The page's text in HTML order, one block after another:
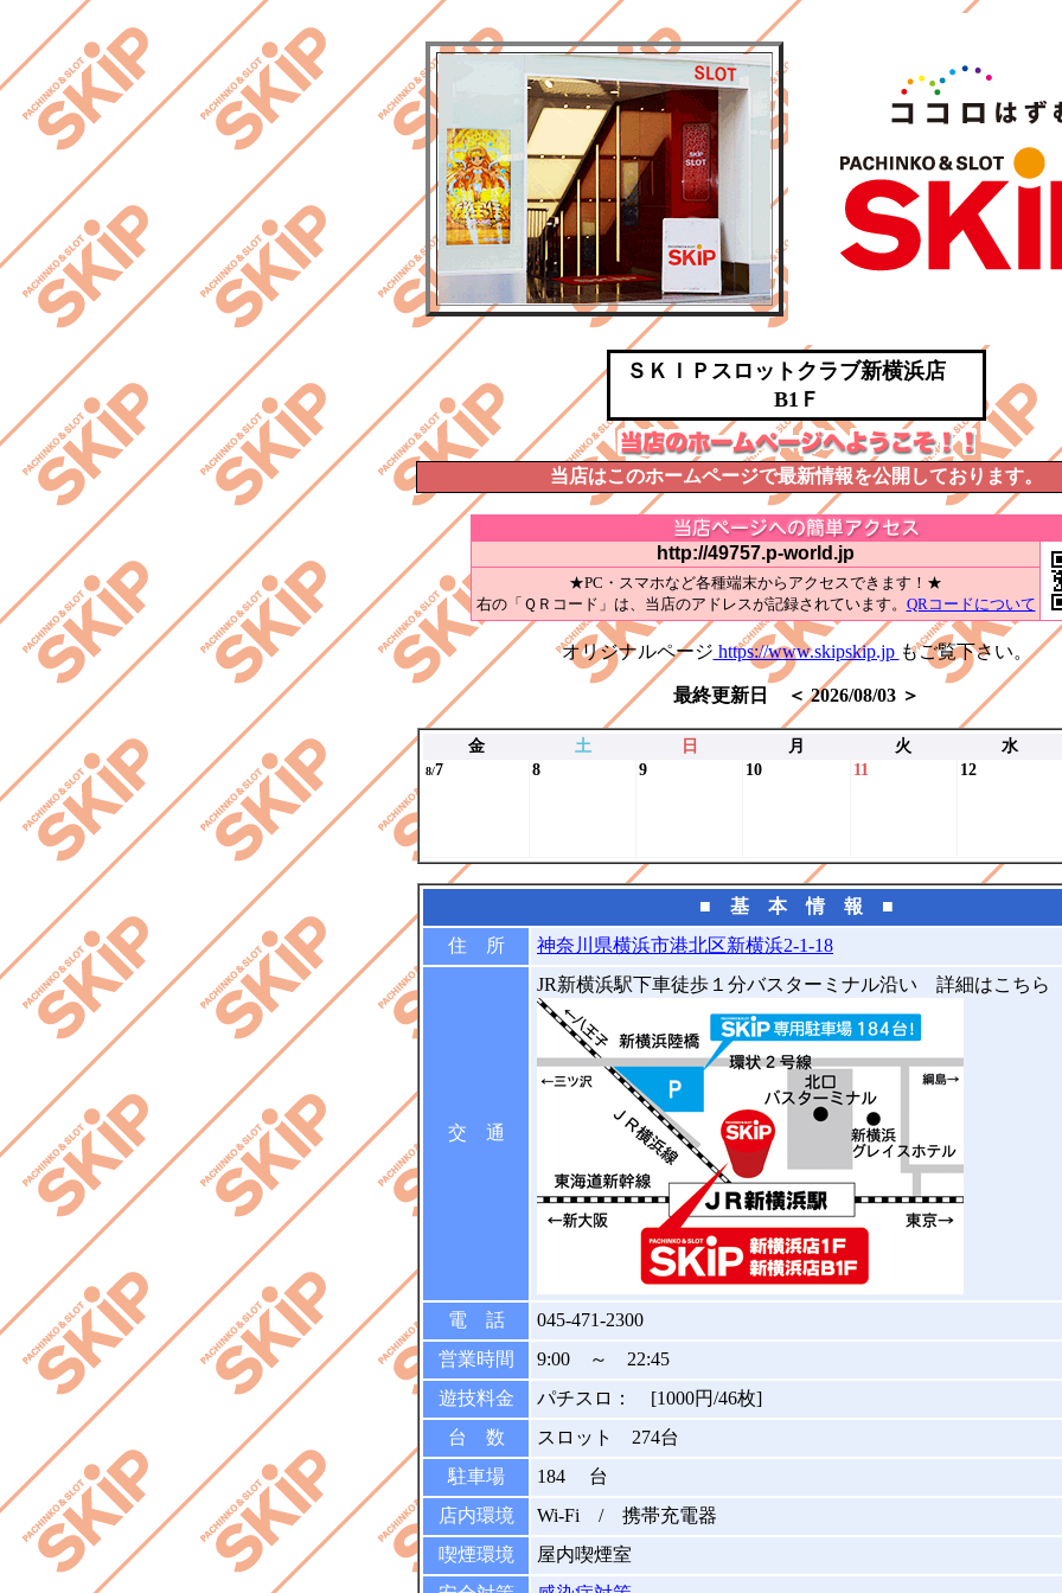
ＳＫＩＰスロットクラブ新横浜店
B1Ｆ
当店はこのホームページで最新情報を公開しております。
http://49757.p-world.jp
★PC・スマホなど各種端末からアクセスできます！★
右の「ＱＲコード」は、当店のアドレスが記録されています。 QRコードについて
オリジナルページ https://www.skipskip.jp もご覧下さい。
最終更新日 ＜ 2026/08/03 ＞
金 土 日 月 火 水
8/7 8 9 10 11 12
■ 基 本 情 報 ■
住 所
神奈川県横浜市港北区新横浜2-1-18
交 通
JR新横浜駅下車徒歩１分バスターミナル沿い 詳細はこちら
電 話
045-471-2300
営業時間
9:00 ～ 22:45
遊技料金
パチスロ： [1000円/46枚]
台 数
スロット 274台
駐車場
184 台
店内環境
Wi-Fi / 携帯充電器
喫煙環境
屋内喫煙室